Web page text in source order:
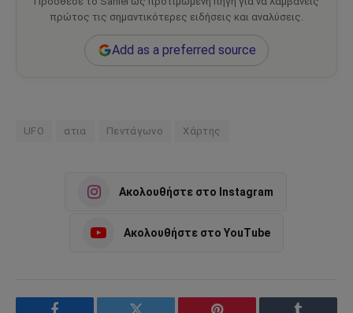
πρώτος τις σημαντικότερες ειδήσεις και αναλύσεις.
Add as a preferred source
UFO ατια Πεντάγωνο Χάρτης
Ακολουθήστε στο Instagram
Ακολουθήστε στο YouTube